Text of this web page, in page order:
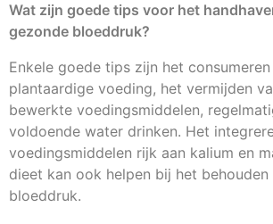
Wat zijn goede tips voor het
gezonde bloeddruk?
Enkele goede tips zijn het
plantaardige voeding, het vermijden
bewerkte voedingsmiddelen,
voldoende water drinken. Het
voedingsmiddelen rijk aan kalium en
dieet kan ook helpen bij het
bloeddruk.